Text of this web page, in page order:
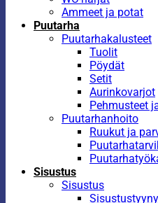
Ammeet ja potat
Puutarha
Puutarhakalusteet
Tuolit
Pöydät
Setit
Aurinkovarjot
Pehmusteet
Puutarhanhoito
Ruukut ja
Sisustus
Sisustus